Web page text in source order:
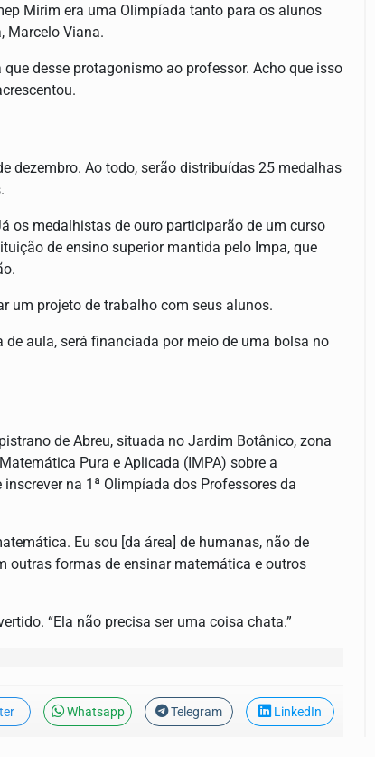
Mirim era uma Olimpíada tanto para os alunos
Marcelo Viana.
desse protagonismo ao professor. Acho que isso
dezembro. Ao todo, serão distribuídas 25 medalhas
os medalhistas de ouro participarão de um curso
de ensino superior mantida pelo Impa, que
um projeto de trabalho com seus alunos.
aula, será financiada por meio de uma bolsa no
de Abreu, situada no Jardim Botânico, zona
Pura e Aplicada (IMPA) sobre a
na 1ª Olimpíada dos Professores da
Eu sou [da área] de humanas, não de
outras formas de ensinar matemática e outros
“Ela não precisa ser uma coisa chata.”
Whatsapp Telegram LinkedIn